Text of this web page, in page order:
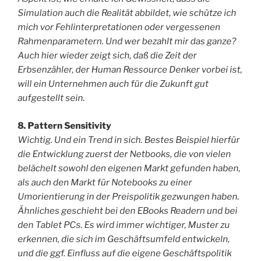
Simulation auch die Realität abbildet, wie schütze ich
mich vor Fehlinterpretationen oder vergessenen
Rahmenparametern. Und wer bezahlt mir das ganze?
Auch hier wieder zeigt sich, daß die Zeit der
Erbsenzähler, der Human Ressource Denker vorbei ist,
will ein Unternehmen auch für die Zukunft gut
aufgestellt sein.
8. Pattern Sensitivity
Wichtig. Und ein Trend in sich. Bestes Beispiel hierfür
die Entwicklung zuerst der Netbooks, die von vielen
belächelt sowohl den eigenen Markt gefunden haben,
als auch den Markt für Notebooks zu einer
Umorientierung in der Preispolitik gezwungen haben.
Ähnliches geschieht bei den EBooks Readern und bei
den Tablet PCs. Es wird immer wichtiger, Muster zu
erkennen, die sich im Geschäftsumfeld entwickeln,
und die ggf. Einfluss auf die eigene Geschäftspolitik